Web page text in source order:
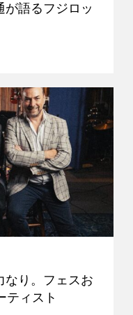
語るフジロッ
なり。フェスお
ティスト